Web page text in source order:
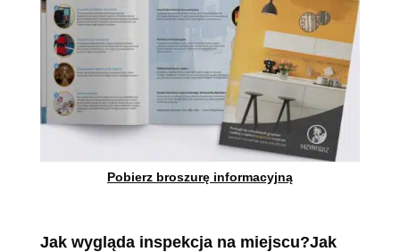
Pobierz broszurę informacyjną
Jak wygląda inspekcja na miejscu?Jak